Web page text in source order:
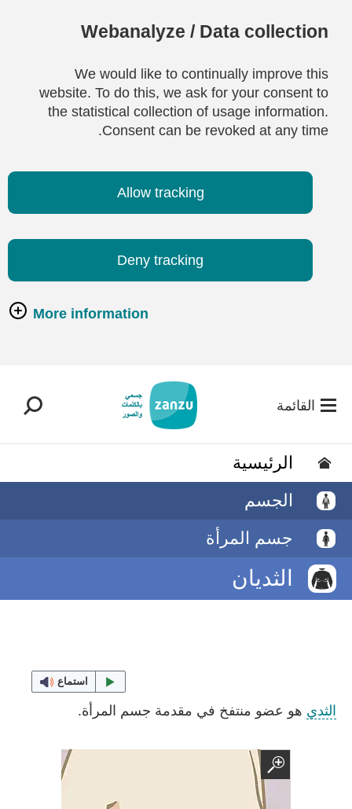
Webanalyze / Data collection
We would like to continually improve this
website. To do this, we ask for your consent to
the statistical collection of usage information.
Consent can be revoked at any time.
Allow tracking
Deny tracking
More information
القائمة
الرئيسية
الجسم
جسم المرأة
الثديان
استماع
الثدي هو عضو منتفخ في مقدمة جسم المرأة.